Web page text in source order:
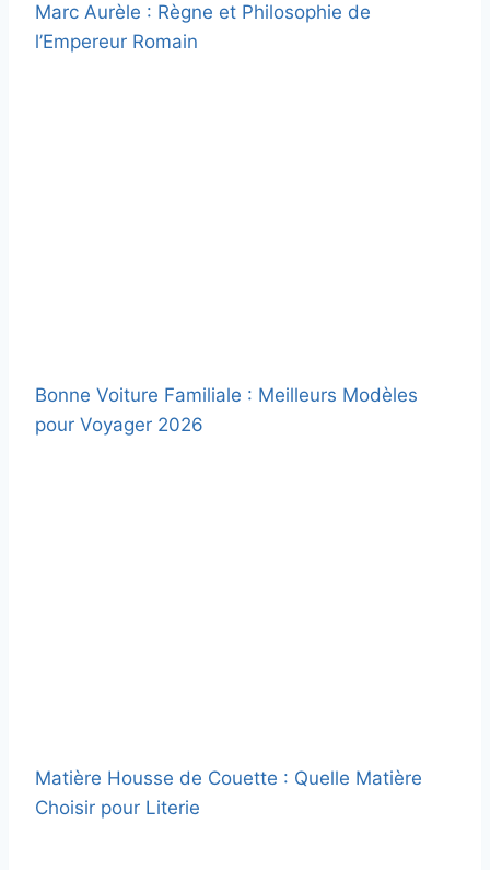
Marc Aurèle : Règne et Philosophie de
l’Empereur Romain
Bonne Voiture Familiale : Meilleurs Modèles
pour Voyager 2026
Matière Housse de Couette : Quelle Matière
Choisir pour Literie